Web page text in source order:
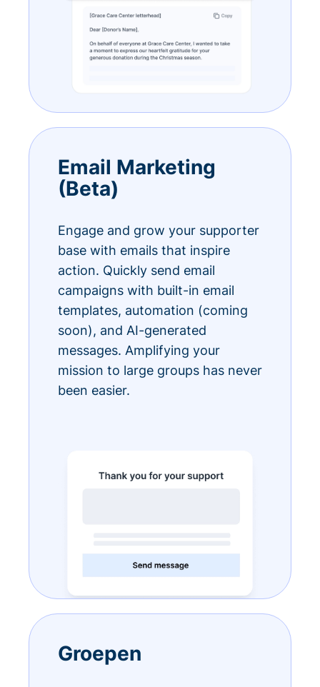
Email Marketing
(Beta)
Engage and grow your supporter
base with emails that inspire
action. Quickly send email
campaigns with built-in email
templates, automation (coming
soon), and AI-generated
messages. Amplifying your
mission to large groups has never
been easier.
Groepen